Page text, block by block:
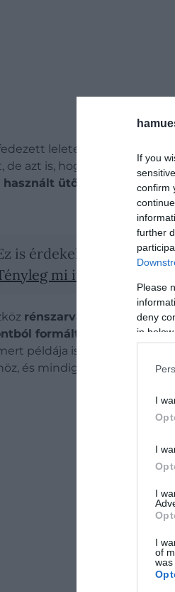
If you
confirm
further
Please
deny
in
I
I
I
I
of
was
leletek azért
de azt is, hogy többféle
ütőszerszámot
is érdekelhet!
mi irtottuk ki a
rénszarvas- és lófélék
formált szerszámok
példája is lehet ennek a
és mindig abból